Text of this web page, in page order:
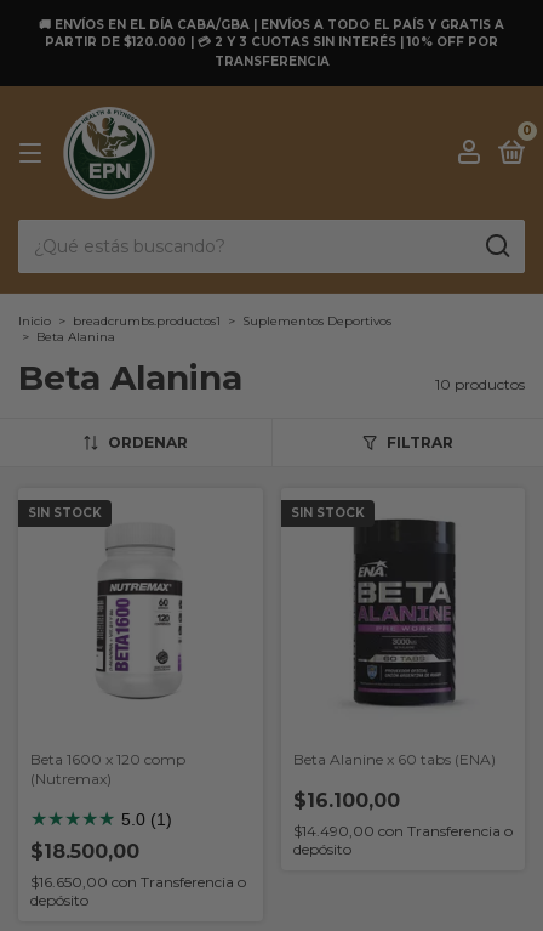
🚚 ENVÍOS EN EL DÍA CABA/GBA | ENVÍOS A TODO EL PAÍS Y GRATIS A
PARTIR DE $120.000 | 💳 2 Y 3 CUOTAS SIN INTERÉS | 10% OFF POR
TRANSFERENCIA
0
Inicio > breadcrumbs.productos1 > Suplementos Deportivos
> Beta Alanina
Beta Alanina 10 productos
ORDENAR FILTRAR
SIN STOCK
Beta 1600 x 120 comp
(Nutremax)
★★★★★ 5.0 (1)
$18.500,00
$16.650,00 con Transferencia o
depósito
SIN STOCK
Beta Alanine x 60 tabs (ENA)
$16.100,00
$14.490,00 con Transferencia o
depósito